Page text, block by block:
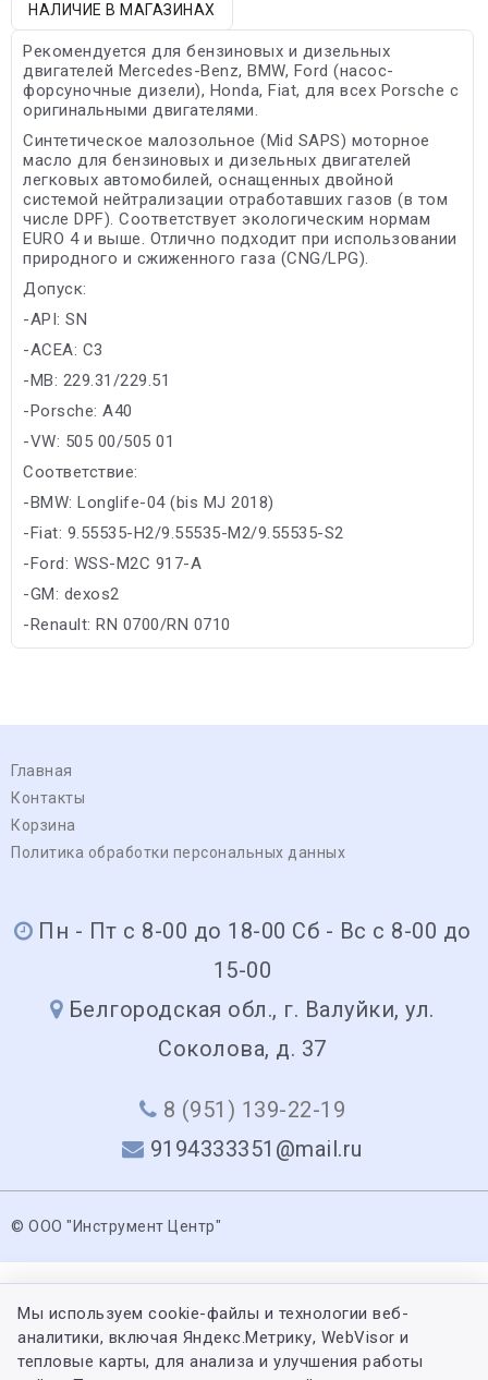
НАЛИЧИЕ В МАГАЗИНАХ
Рекомендуется для бензиновых и дизельных
двигателей Mercedes-Benz, BMW, Ford (насос-
форсуночные дизели), Honda, Fiat, для всех Porsche с
оригинальными двигателями.
Синтетическое малозольное (Mid SAPS) моторное
масло для бензиновых и дизельных двигателей
легковых автомобилей, оснащенных двойной
системой нейтрализации отработавших газов (в том
числе DPF). Cоответствует экологическим нормам
EURO 4 и выше. Отлично подходит при использовании
природного и сжиженного газа (CNG/LPG).
Допуск:
-API: SN
-ACEA: C3
-MB: 229.31/229.51
-Porsche: A40
-VW: 505 00/505 01
Соответствие:
-BMW: Longlife-04 (bis MJ 2018)
-Fiat: 9.55535-H2/9.55535-M2/9.55535-S2
-Ford: WSS-M2C 917-A
-GM: dexos2
-Renault: RN 0700/RN 0710
Главная
Контакты
Корзина
Политика обработки персональных данных
Пн - Пт с 8-00 до 18-00 Сб - Вс с 8-00 до
15-00
Белгородская обл., г. Валуйки, ул.
Соколова, д. 37
8 (951) 139-22-19
9194333351@mail.ru
© ООО "Инструмент Центр"
Мы используем cookie-файлы и технологии веб-
аналитики, включая Яндекс.Метрику, WebVisor и
тепловые карты, для анализа и улучшения работы